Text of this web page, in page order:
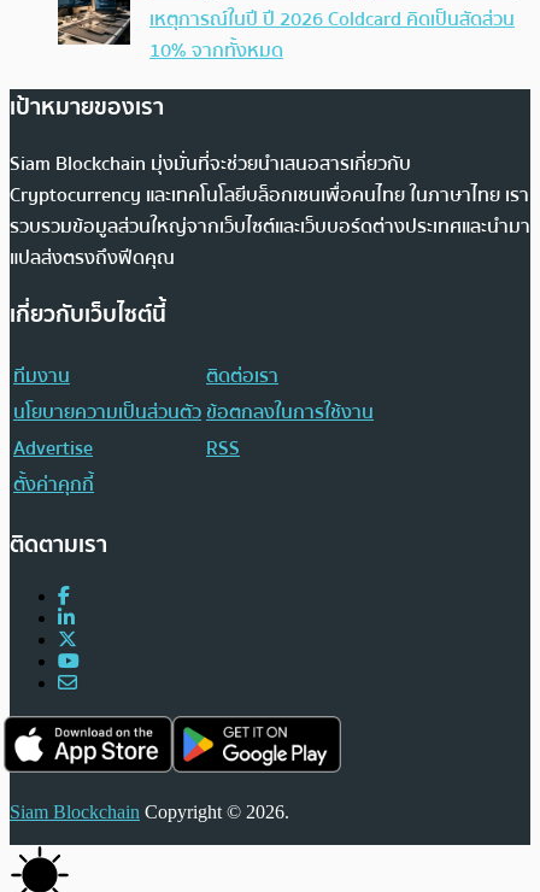
เหตุการณ์ในปี ปี 2026 Coldcard คิดเป็นสัดส่วน
10% จากทั้งหมด
เป้าหมายของเรา
Siam Blockchain มุ่งมั่นที่จะช่วยนำเสนอสารเกี่ยวกับ
Cryptocurrency และเทคโนโลยีบล็อกเชนเพื่อคนไทย ในภาษาไทย เรา
รวบรวมข้อมูลส่วนใหญ่จากเว็บไซต์และเว็บบอร์ดต่างประเทศและนำมา
แปลส่งตรงถึงฟีดคุณ
เกี่ยวกับเว็บไซต์นี้
ทีมงาน
ติดต่อเรา
นโยบายความเป็นส่วนตัวข้อตกลงในการใช้งาน
Advertise
RSS
ตั้งค่าคุกกี้
ติดตามเรา
Siam Blockchain Copyright © 2026.